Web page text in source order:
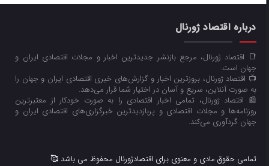
درباره اقتصاد ژورنال
📑 اقتصاد ژورنال، مرجع بازنشر جدیدترین اخبار و مجلات اقتصادی ایران و
جهان است.
📺 اقتصاد ژورنال، بروزترین اخبار و گزارش‌های خبری اقتصادی ایران و جهان را
به صورت آنلاین، سریع و آسان در اختیار شما قرار می‌‌دهد.
📰 اقتصاد ژورنال، تمامی اخبار اقتصادی را به صورت خودکار از معتبرترین
روزنامه‌ها و مجلات اقتصادی و پربازدیدترین خبرگزاری‌های اقتصادی ایران و
جهان گردآوری می‌کند.
تمامی حقوق مادی و معنوی برای اقتصادژورنال محفوظ می باشد 🥰